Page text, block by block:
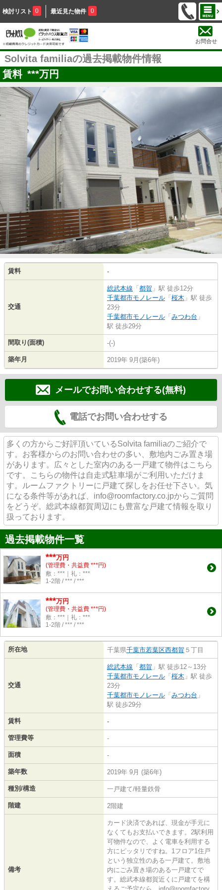
検討リスト 0 最近見た物件 0
お問合せ
Solvita familiaの過去掲載物件情報
賃料 ***万円
賃料 -
交通
総武本線 「 都賀 」駅 徒歩12分
千葉都市モノレール 「 桜木 」駅 徒歩
23分
千葉都市モノレール 「 みつわ台 」
駅 徒歩29分
間取り(面積) -(-)
築年月 2019年 9月(築6年)
メールでお問い合わせする(無料)
電話でお問い合わせする
多くの方からご好評頂いているSolvita familiaのご紹介で
す。お客様からのお問い合わせの多い、敷地内ごみ置き場
があります。広々とした室内のある一戸建て物件はこちら
です。こちらの物件は自走式駐車場がご利用いただけま
す。ルームファクトリーに戸建て探しをお任せ下さい。気
になる条件等があれば、info@roomfactory.co.jpからご質問
をどうぞ。総武本線都賀周辺にも豊富な戸建て情報を取り
扱っております。
過去掲載物件一覧
***万円
(管理費・共益費 ***円)
敷：***｜礼：***
1-2階 / *** / ***
***万円
(管理費・共益費 ***円)
敷：***｜礼：***
1-2階 / *** / ***
所在地 千葉県千葉市若葉区西都賀 ５丁目
交通
総武本線 「 都賀 」駅 徒歩12～13分
千葉都市モノレール 「 桜木 」駅 徒歩
23分
千葉都市モノレール 「 みつわ台 」
駅 徒歩29分
賃料 -
管理費等 -
面積 -
築年数 2019年 9月 (築6年)
種別/構造 一戸建て/軽量鉄骨
階建 2階建
備考
カード決済であれば、現金が手元に
なくてもお支払いできます。2駅利用
可物件なので、よく電車を利用する
方にピッタリですね。1フロア1住戸
という独立性のある一戸建て。敷地
内にごみ置き場のある一戸建てで
す。総武本線都賀近くに戸建てを構